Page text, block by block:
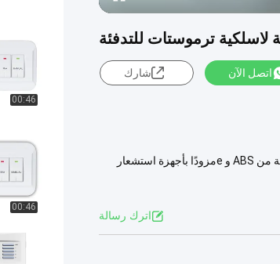
اتصل الآن شارك
معلومات المنتج الموديل: E7RF-H هذا ترموستات إلكتروني للتدفئة والتبريد قابل للبرمجة لمدة 7 أيام.وهي مصنوعة من ABS و eمزودًا بأجهزة استشعار
اترك رسالة
00:46
00:46